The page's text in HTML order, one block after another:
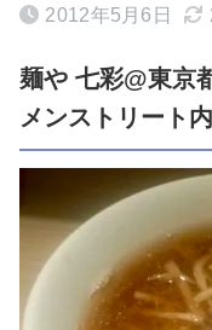
2012年5月6日
麺や 七彩@東京
メンストリート